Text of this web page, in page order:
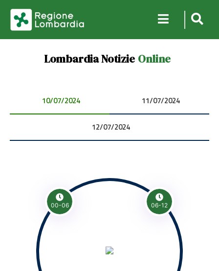
Lombardia Notizie Online
10/07/2024 00:00:00 11/07/2024 00:00:00
12/07/2024 00:00:00
00-06 06-12